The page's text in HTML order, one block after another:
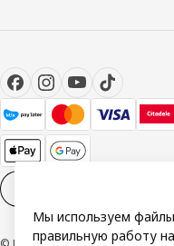
Мы используем
правильную работу